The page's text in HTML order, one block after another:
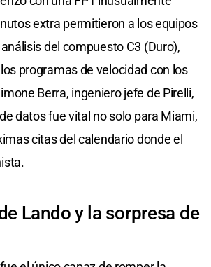
extra permitieron a los equipos
del compuesto C3 (Duro),
programas de velocidad con los
Berra, ingeniero jefe de Pirelli,
datos fue vital no solo para Miami,
citas del calendario donde el
Lando y la sorpresa de